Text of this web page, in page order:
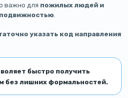
важно для пожилых людей и
указать код направления
быстро получить
без лишних формальностей.